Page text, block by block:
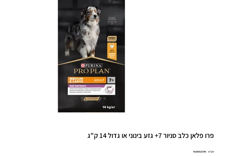
פרו פלאן כלב סניור 7+ גזע בינוני או גדול 14 ק"ג
מק"ט:
מק"ט
7613035122796